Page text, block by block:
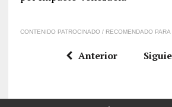
CONTENIDO PATROCINADO / RECOMENDADO PARA
Anterior